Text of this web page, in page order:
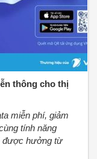
thông cho thị
miễn phí, giảm
tính năng
được hưởng từ